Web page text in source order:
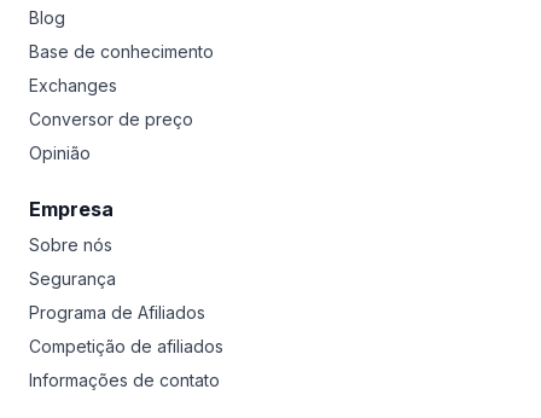
Blog
Base de conhecimento
Exchanges
Conversor de preço
Opinião
Empresa
Sobre nós
Segurança
Programa de Afiliados
Competição de afiliados
Informações de contato